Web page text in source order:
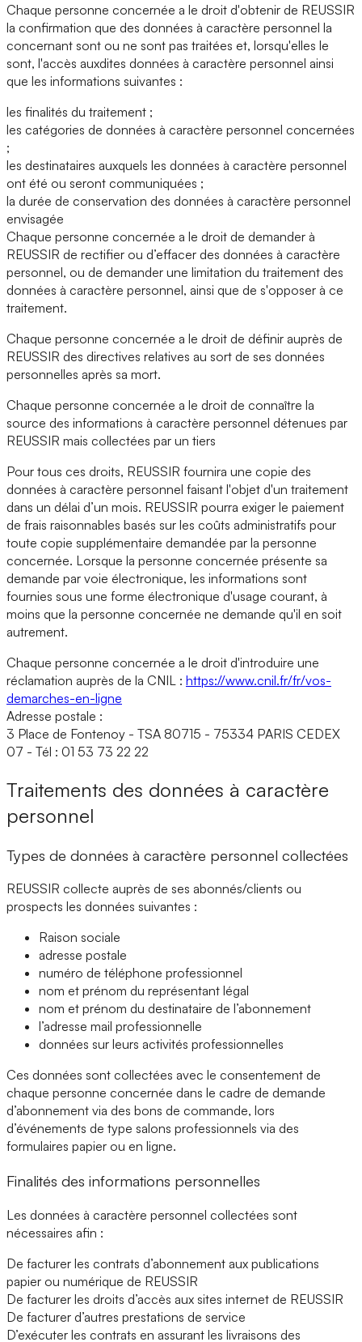
Chaque personne concernée a le droit d'obtenir de REUSSIR
la confirmation que des données à caractère personnel la
concernant sont ou ne sont pas traitées et, lorsqu'elles le
sont, l'accès auxdites données à caractère personnel ainsi
que les informations suivantes :
les finalités du traitement ;
les catégories de données à caractère personnel concernées
;
les destinataires auxquels les données à caractère personnel
ont été ou seront communiquées ;
la durée de conservation des données à caractère personnel
envisagée
Chaque personne concernée a le droit de demander à
REUSSIR de rectifier ou d’effacer des données à caractère
personnel, ou de demander une limitation du traitement des
données à caractère personnel, ainsi que de s'opposer à ce
traitement.
Chaque personne concernée a le droit de définir auprès de
REUSSIR des directives relatives au sort de ses données
personnelles après sa mort.
Chaque personne concernée a le droit de connaître la
source des informations à caractère personnel détenues par
REUSSIR mais collectées par un tiers
Pour tous ces droits, REUSSIR fournira une copie des
données à caractère personnel faisant l'objet d'un traitement
dans un délai d’un mois. REUSSIR pourra exiger le paiement
de frais raisonnables basés sur les coûts administratifs pour
toute copie supplémentaire demandée par la personne
concernée. Lorsque la personne concernée présente sa
demande par voie électronique, les informations sont
fournies sous une forme électronique d'usage courant, à
moins que la personne concernée ne demande qu'il en soit
autrement.
Chaque personne concernée a le droit d'introduire une
réclamation auprès de la CNIL : https://www.cnil.fr/fr/vos-
demarches-en-ligne
Adresse postale :
3 Place de Fontenoy - TSA 80715 - 75334 PARIS CEDEX
07 - Tél : 01 53 73 22 22
Traitements des données à caractère
personnel
Types de données à caractère personnel collectées
REUSSIR collecte auprès de ses abonnés/clients ou
prospects les données suivantes :
Raison sociale
adresse postale
numéro de téléphone professionnel
nom et prénom du représentant légal
nom et prénom du destinataire de l’abonnement
l’adresse mail professionnelle
données sur leurs activités professionnelles
Ces données sont collectées avec le consentement de
chaque personne concernée dans le cadre de demande
d’abonnement via des bons de commande, lors
d’événements de type salons professionnels via des
formulaires papier ou en ligne.
Finalités des informations personnelles
Les données à caractère personnel collectées sont
nécessaires afin :
De facturer les contrats d’abonnement aux publications
papier ou numérique de REUSSIR
De facturer les droits d’accès aux sites internet de REUSSIR
De facturer d’autres prestations de service
D’exécuter les contrats en assurant les livraisons des